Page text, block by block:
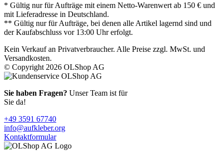
* Gültig nur für Aufträge mit einem Netto-Warenwert ab 150 € und
mit Lieferadresse in Deutschland.
** Gültig nur für Aufträge, bei denen alle Artikel lagernd sind und
der Kaufabschluss vor 13:00 Uhr erfolgt.
Kein Verkauf an Privatverbraucher. Alle Preise zzgl. MwSt. und
Versandkosten.
© Copyright 2026 OLShop AG
Sie haben Fragen? Unser Team ist für
Sie da!
+49 3591 67740
info@aufkleber.org
Kontaktformular